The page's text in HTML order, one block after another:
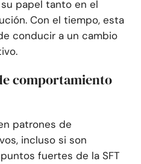
papel tanto en el
Con el tiempo, esta
conducir a un cambio
comportamiento
patrones de
incluso si son
fuertes de la SFT